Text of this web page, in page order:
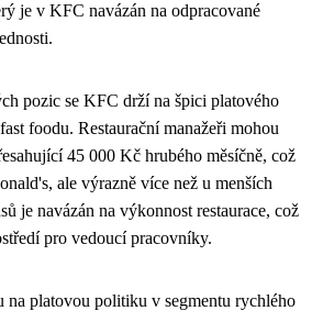
je v KFC navázán na odpracované
pozic se KFC drží na špici platového
foodu. Restaurační manažeři mohou
45 000 Kč hrubého měsíčně, což
ale výrazně více než u menších
je navázán na výkonnost restaurace, což
pro vedoucí pracovníky.
na platovou politiku v segmentu rychlého